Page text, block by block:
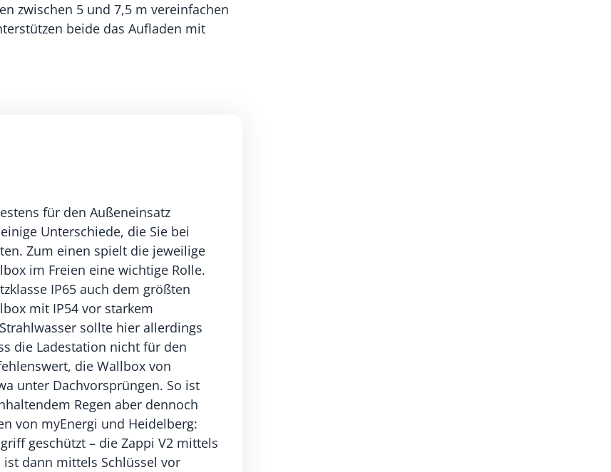
zwischen 5 und 7,5 m vereinfachen
beide das Aufladen mit
für den Außeneinsatz
Unterschiede, die Sie bei
Zum einen spielt die jeweilige
im Freien eine wichtige Rolle.
IP65 auch dem größten
mit IP54 vor starkem
sollte hier allerdings
die Ladestation nicht für den
die Wallbox von
unter Dachvorsprüngen. So ist
Regen aber dennoch
von myEnergi und Heidelberg:
geschützt – die Zappi V2 mittels
dann mittels Schlüssel vor